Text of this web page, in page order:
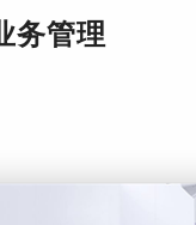
务管理